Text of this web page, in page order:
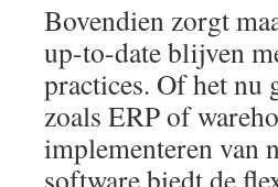
Bovendien zorgt
up-to-date blijven
practices. Of het nu
zoals ERP of
implementeren van
software biedt de